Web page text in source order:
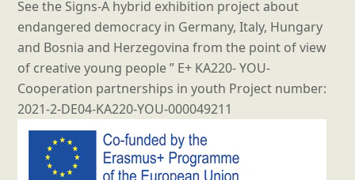
See the Signs-A hybrid exhibition project about
endangered democracy in Germany, Italy, Hungary
and Bosnia and Herzegovina from the point of view
of creative young people ” E+ KA220- YOU-
Cooperation partnerships in youth Project number:
2021-2-DE04-KA220-YOU-000049211